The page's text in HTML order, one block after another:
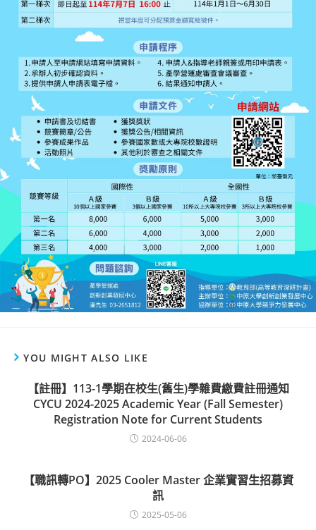
YOU MIGHT ALSO LIKE
【註冊】113-1學期在校生(舊生)學雜費繳費註冊通知
CYCU 2024-2025 Academic Year (Fall Semester)
Registration Note for Current Students
2024-06-06
【職訊轉PO】2025 Cooler Master 企業實習生招募資
訊
2025-05-06